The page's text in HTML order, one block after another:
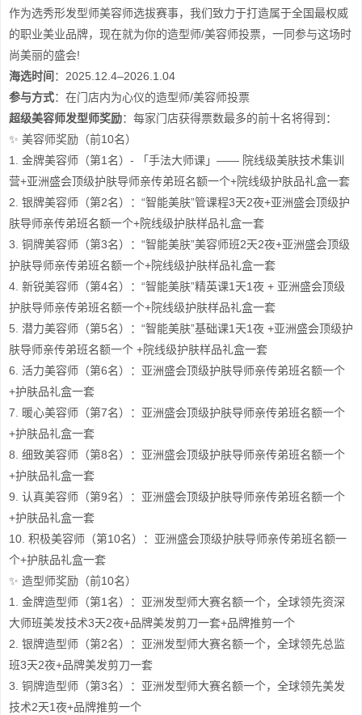
作为选秀形发型师美容师选拔赛事，我们致力于打造属于全国最权威
的职业美业品牌，现在就为你的造型师/美容师投票，一同参与这场时
尚美丽的盛会!
海选时间 ：2025.12.4–2026.1.04
参与方式：在门店内为心仪的造型师/美容师投票
超级美容师发型师奖励：每家门店获得票数最多的前十名将得到：
✨ 美容师奖励（前10名）
1. 金牌美容师（第1名）- 「手法大师课」—— 院线级美肤技术集训
营+亚洲盛会顶级护肤导师亲传弟班名额一个+院线级护肤品礼盒一套
2. 银牌美容师（第2名）：“智能美肤”管课程3天2夜+亚洲盛会顶级护
肤导师亲传弟班名额一个+院线级护肤样品礼盒一套
3. 铜牌美容师（第3名）：“智能美肤”美容师班2天2夜+亚洲盛会顶级
护肤导师亲传弟班名额一个+院线级护肤样品礼盒一套
4. 新锐美容师（第4名）：“智能美肤”精英课1天1夜 + 亚洲盛会顶级
护肤导师亲传弟班名额一个+院线级护肤样品礼盒一套
5. 潜力美容师（第5名）：“智能美肤”基础课1天1夜 +亚洲盛会顶级护
肤导师亲传弟班名额一个 +院线级护肤样品礼盒一套
6. 活力美容师（第6名）：亚洲盛会顶级护肤导师亲传弟班名额一个
+护肤品礼盒一套
7. 暖心美容师（第7名）：亚洲盛会顶级护肤导师亲传弟班名额一个
+护肤品礼盒一套
8. 细致美容师（第8名）：亚洲盛会顶级护肤导师亲传弟班名额一个
+护肤品礼盒一套
9. 认真美容师（第9名）：亚洲盛会顶级护肤导师亲传弟班名额一个
+护肤品礼盒一套
10. 积极美容师（第10名）：亚洲盛会顶级护肤导师亲传弟班名额一
个+护肤品礼盒一套
✨ 造型师奖励（前10名）
1. 金牌造型师（第1名）：亚洲发型师大赛名额一个，全球领先资深
大师班美发技术3天2夜+品牌美发剪刀一套+品牌推剪一个
2. 银牌造型师（第2名）：亚洲发型师大赛名额一个，全球领先总监
班3天2夜+品牌美发剪刀一套
3. 铜牌造型师（第3名）：亚洲发型师大赛名额一个，全球领先美发
技术2天1夜+品牌推剪一个